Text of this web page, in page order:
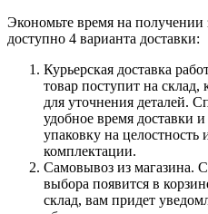
Экономьте время на получении
доступно 4 варианта доставки:
Курьерская доставка
товар поступит на склад,
для уточнения деталей.
удобное время доставки
упаковку на целостность
комплектации.
Самовывоз из магазина.
выбора появится в
склад, вам придет